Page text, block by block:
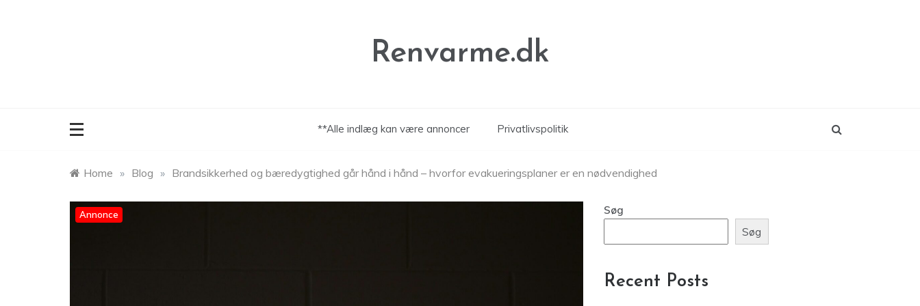
Renvarme.dk
**Alle indlæg kan være annoncer Privatlivspolitik
Home » Blog » Brandsikkerhed og bæredygtighed går hånd i hånd – hvorfor evakueringsplaner er en nødvendighed
Annonce
Søg
Søg
Recent Posts